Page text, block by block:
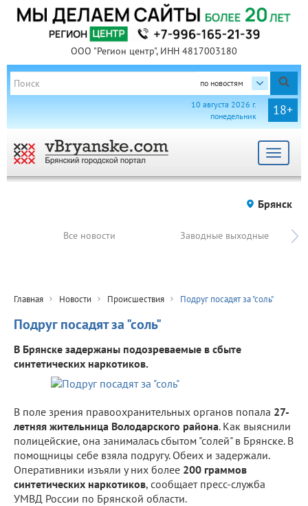
ООО "Регион центр", ИНН 4817003180
по новостям
18+
10 августа 2026 г.
понедельник
Toggle
Брянск
Все новости Заводные выходные
Главная Новости Происшествия Подруг посадят за "соль"
Подруг посадят за "соль"
В Брянске задержаны подозреваемые в сбыте
синтетических наркотиков.
В поле зрения правоохранительных органов попала 27-
летняя жительница Володарского района. Как выяснили
полицейские, она занималась сбытом "солей" в Брянске. В
помощницы себе взяла подругу. Обеих и задержали.
Оперативники изъяли у них более 200 граммов
синтетических наркотиков, сообщает пресс-служба
УМВД России по Брянской области.